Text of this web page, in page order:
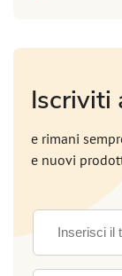
Iscriviti
e rimani
e nuovi